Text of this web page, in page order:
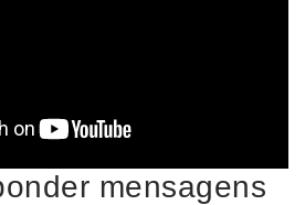
mensagens